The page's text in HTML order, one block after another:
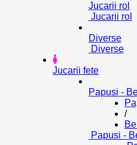
Jucarii rol
Jucarii rol
Diverse
Diverse
Jucarii fete
Papusi -
/
Papusi -